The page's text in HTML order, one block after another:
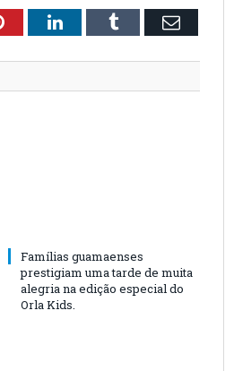
PinterestLinkedInTumblr Email
Famílias guamaenses
prestigiam uma tarde de muita
alegria na edição especial do
Orla Kids.